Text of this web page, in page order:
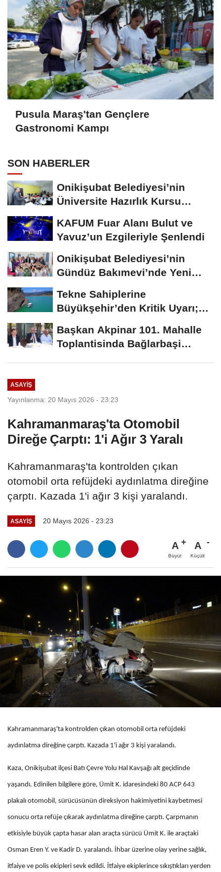
Pusula Maraş'tan Gençlere
Gastronomi Kampı
SON HABERLER
Onikişubat Belediyesi’nin
Üniversite Hazırlık Kursu
KAFUM Fuar Alanı Bulut ve
Yavuz’un Ezgileriyle Şenlendi
Onikişubat Belediyesi’nin
Gündüz Bakımevi’nde Yeni
Tekne Sahiplerine
Büyükşehir’den Kritik Uyarı;
Başkan Akpinar 101. Mahalle
Toplantisinda Bağlarbaşi
ASAYİŞ
Yayınlanma: 20 Mayıs 2026 - 23:23
Kahramanmaraş'ta Otomobil
Direğe Çarptı: 1'i Ağır 3 Yaralı
Kahramanmaraş'ta kontrolden çıkan
otomobil orta refüjdeki aydınlatma direğine
çarptı. Kazada 1'i ağır 3 kişi yaralandı.
ASAYİŞ 20 Mayıs 2026 - 23:23
A
Büyüt
A
Küçült
Kahramanmaraş'ta kontrolden çıkan otomobil orta refüjdeki
aydınlatma direğine çarptı. Kazada 1'i ağır 3 kişi yaralandı.
Kaza, Onikişubat ilçesi Batı Çevre Yolu Hal Kavşağı alt geçidinde
yaşandı. Edinilen bilgilere göre, Ümit K. idaresindeki 80 ACP 643
plakalı otomobil, sürücüsünün direksiyon hakimiyetini kaybetmesi
sonucu orta refüje çıkarak aydınlatma direğine çarptı. Çarpmanın
etkisiyle büyük çapta hasar alan araçta sürücü Ümit K. ile araçtaki
Osman Eren Y. ve Kadir D. yaralandı. İhbar üzerine olay yerine sağlık,
itfaiye ve polis ekipleri sevk edildi. İtfaiye ekiplerince sıkıştıkları yerden